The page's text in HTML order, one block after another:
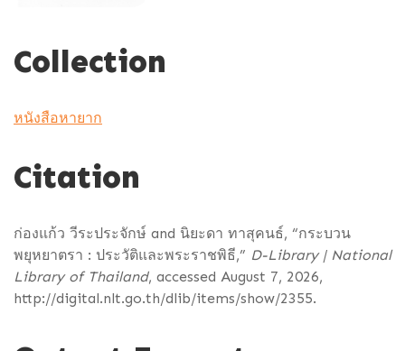
Collection
หนังสือหายาก
Citation
ก่องแก้ว วีระประจักษ์ and นิยะดา ทาสุคนธ์, “กระบวน
พยุหยาตรา : ประวัติและพระราชพิธี,” D-Library | National
Library of Thailand, accessed August 7, 2026,
http://digital.nlt.go.th/dlib/items/show/2355.